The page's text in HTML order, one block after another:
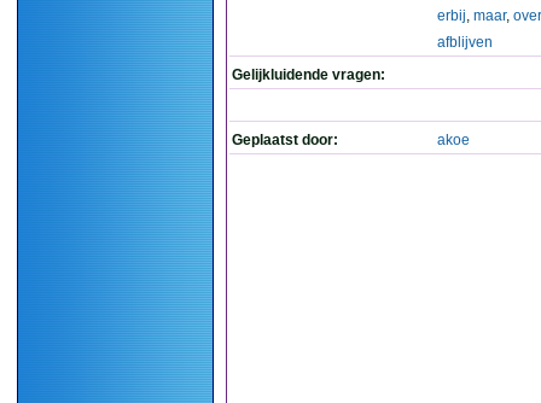
erbij, maar,
afblijven
Gelijkluidende vragen:
Geplaatst door: akoe